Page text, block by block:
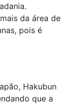
da área de
pois é
Hakubun
que a